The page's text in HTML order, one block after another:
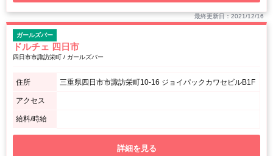
最終更新日：2021/12/16
ガールズバー
ドルチェ 四日市
四日市市諏訪栄町 / ガールズバー
住所 三重県四日市市諏訪栄町10-16 ジョイパックカワセビルB1F
アクセス
給料/時給
詳細を見る